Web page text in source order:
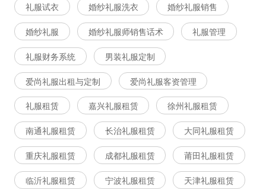
礼服试衣 婚纱礼服洗衣 婚纱礼服销售
婚纱礼服 婚纱礼服师销售话术 礼服管理
礼服财务系统 男装礼服定制
爱尚礼服出租与定制 爱尚礼服客资管理
礼服租赁 嘉兴礼服租赁 徐州礼服租赁
南通礼服租赁 长治礼服租赁 大同礼服租赁
重庆礼服租赁 成都礼服租赁 莆田礼服租赁
临沂礼服租赁 宁波礼服租赁 天津礼服租赁